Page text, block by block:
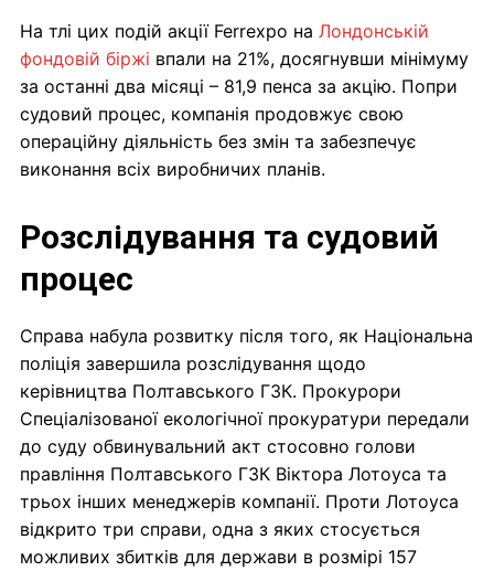
На тлі цих подій акції Ferrexpo на Лондонській
фондовій біржі впали на 21%, досягнувши мінімуму
за останні два місяці – 81,9 пенса за акцію. Попри
судовий процес, компанія продовжує свою
операційну діяльність без змін та забезпечує
виконання всіх виробничих планів.
Розслідування та судовий
процес
Справа набула розвитку після того, як Національна
поліція завершила розслідування щодо
керівництва Полтавського ГЗК. Прокурори
Спеціалізованої екологічної прокуратури передали
до суду обвинувальний акт стосовно голови
правління Полтавського ГЗК Віктора Лотоуса та
трьох інших менеджерів компанії. Проти Лотоуса
відкрито три справи, одна з яких стосується
можливих збитків для держави в розмірі 157